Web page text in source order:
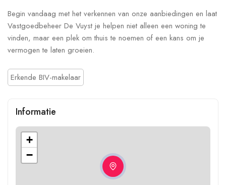
Begin vandaag met het verkennen van onze aanbiedingen en laat
Vastgoedbeheer De Vuyst je helpen niet alleen een woning te
vinden, maar een plek om thuis te noemen of een kans om je
vermogen te laten groeien.
Erkende BIV-makelaar
Informatie
+
−